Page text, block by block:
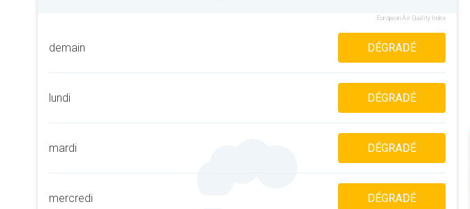
European Air Quality Index
demain DÉGRADÉ
lundi DÉGRADÉ
mardi DÉGRADÉ
mercredi DÉGRADÉ